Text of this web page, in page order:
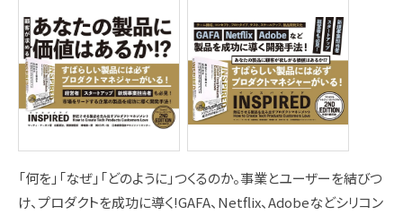
「何を」「なぜ」「どのように」つくるのか。事業とユーザーを結びつ
け、プロダクトを成功に導く!GAFA、Netflix、Adobeなどシリコン